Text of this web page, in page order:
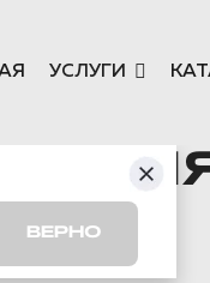
УСЛУГИ
ВЕРНО